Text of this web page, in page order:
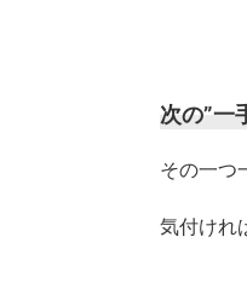
次の”一
その一つ
気付けれ